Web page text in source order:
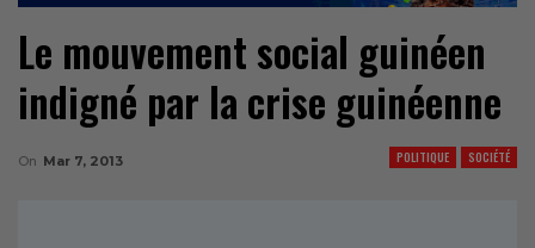
Le mouvement social guinéen
indigné par la crise guinéenne
POLITIQUE SOCIÉTÉ
On Mar 7, 2013